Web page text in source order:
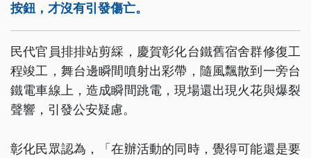
按鈕，才沒有引發傷亡。
民代官員排排站剪綵，慶賀彰化台鐵舊宿舍群修復工
程竣工，舞台邊瞬間噴射出彩帶，隨風飄散到一旁台
鐵電車線上，造成瞬間跳電，現場還出現火花與爆裂
聲響，引發公安疑慮。
彰化民眾認為，「在辦活動的同時，覺得可能還是要